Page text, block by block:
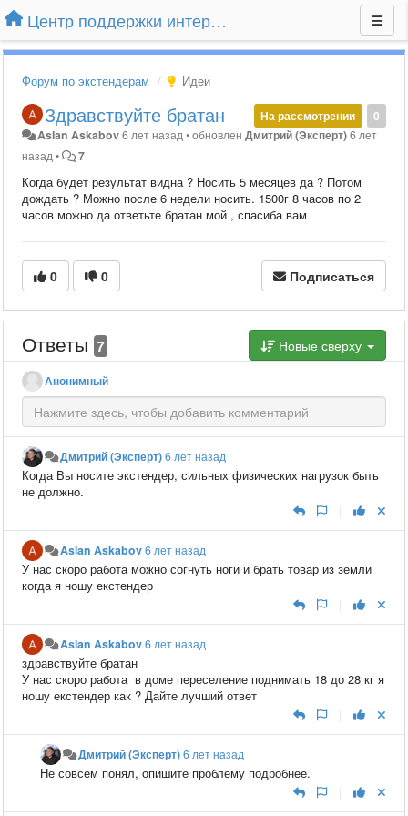
Центр поддержки интернет-магазина Extender24.ru
Форум по экстендерам Идеи
0
На рассмотрении
Здравствуйте братан
Aslan Askabov6 лет назад•обновленДмитрий (Эксперт)6 лет
назад• 7
Когда будет результат видна ? Носить 5 месяцев да ? Потом
дождать ? Можно после 6 недели носить. 1500г 8 часов по 2
часов можно да ответьте братан мой , спасиба вам
0 0 Подписаться
Ответы 7 Новые сверху
Анонимный
Дмитрий (Эксперт)6 лет назад
Когда Вы носите экстендер, сильных физических нагрузок быть
не должно.
Aslan Askabov6 лет назад
У нас скоро работа можно согнуть ноги и брать товар из земли
когда я ношу екстендер
Aslan Askabov6 лет назад
здравствуйте братан
У нас скоро работа в доме переселение поднимать 18 до 28 кг я
ношу екстендер как ? Дайте лучший ответ
Дмитрий (Эксперт)6 лет назад
Не совсем понял, опишите проблему подробнее.